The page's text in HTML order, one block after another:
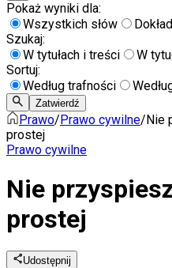
Pokaż wyniki dla:
Wszystkich słów
Szukaj:
W tytułach i treści
W
Sortuj:
Według trafności
Zatwierdź
Prawo/Prawo cywilne/Nie
prostej
Prawo cywilne
Nie
prostej
Udostępnij